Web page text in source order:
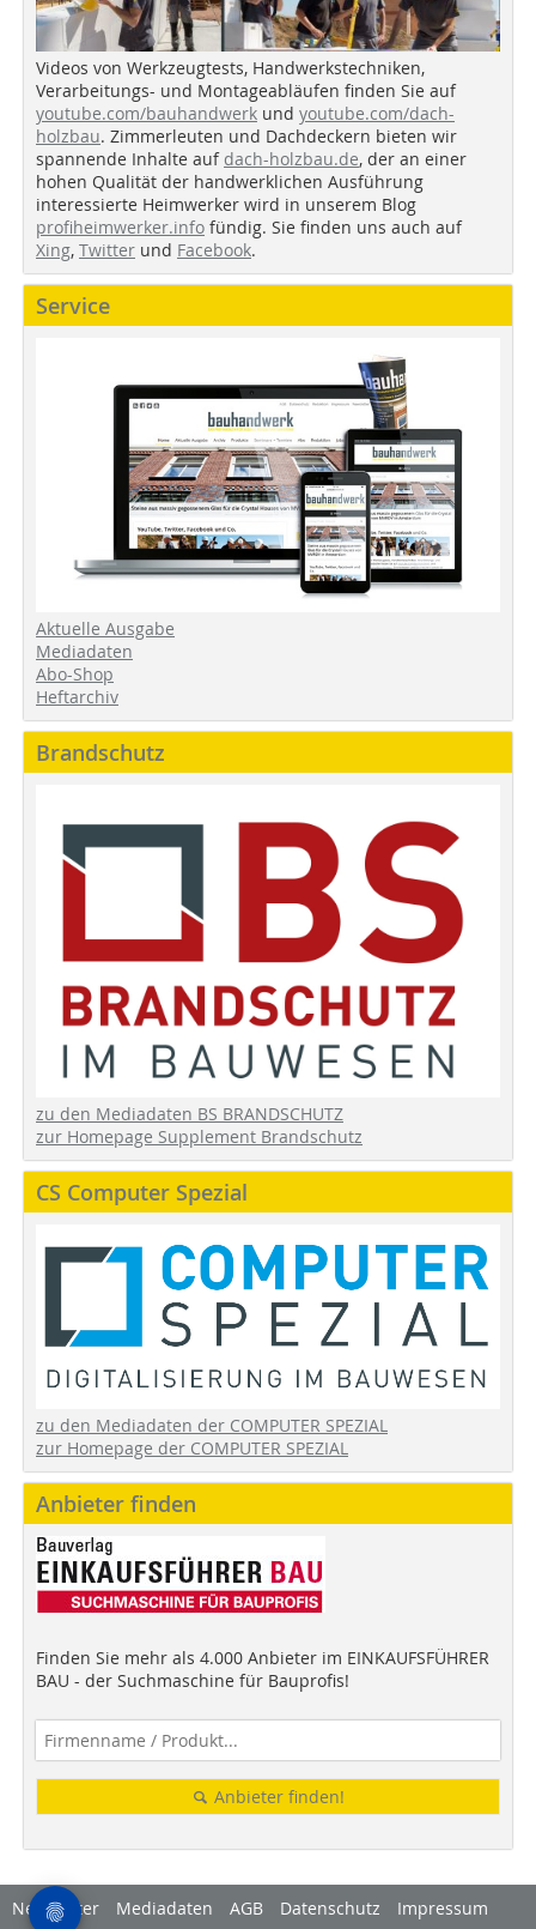
Videos von Werkzeugtests, Handwerkstechniken,
Verarbeitungs- und Montageabläufen finden Sie auf
youtube.com/bauhandwerk und youtube.com/dach-
holzbau. Zimmerleuten und Dachdeckern bieten wir
spannende Inhalte auf dach-holzbau.de, der an einer
hohen Qualität der handwerklichen Ausführung
interessierte Heimwerker wird in unserem Blog
profiheimwerker.info fündig. Sie finden uns auch auf
Xing, Twitter und Facebook.
Service
Aktuelle Ausgabe
Mediadaten
Abo-Shop
Heftarchiv
Brandschutz
zu den Mediadaten BS BRANDSCHUTZ
zur Homepage Supplement Brandschutz
CS Computer Spezial
zu den Mediadaten der COMPUTER SPEZIAL
zur Homepage der COMPUTER SPEZIAL
Anbieter finden
Finden Sie mehr als 4.000 Anbieter im EINKAUFSFÜHRER
BAU - der Suchmaschine für Bauprofis!
Anbieter finden!
Newsletter Mediadaten AGB Datenschutz Impressum